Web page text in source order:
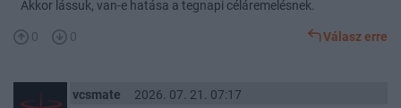
Akkor lássuk, van-e hatása a tegnapi céláremelésnek.
0 0 Válasz erre
vcsmate 2026. 07. 21. 07:17